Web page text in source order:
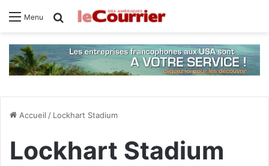
Menu Rechercher
Accueil / Lockhart Stadium
Lockhart Stadium